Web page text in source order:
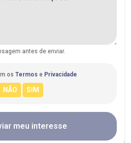
antes de enviar.
os Termos e Privacidade
meu interesse